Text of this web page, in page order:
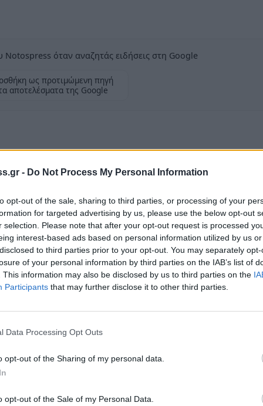
- Do Not Process My Personal Information
opt-out of the sale, sharing to third parties, or processing of your
for targeted advertising by us, please use the below opt-out
selection. Please note that after your opt-out request is processed
interest-based ads based on personal information utilized by us
to third parties prior to your opt-out. You may separately
of your personal information by third parties on the IAB’s list of
This information may also be disclosed by us to third parties on the
Participants that may further disclose it to other third parties.
Data Processing Opt Outs
opt-out of the Sharing of my personal data.
opt-out of the Sale of my Personal Data.
όταν αναζητάς ειδήσεις στη Google
ως προτιμώμενη πηγή
αποτελέσματα της Google
χωρίς σοβαρό τραυματισμό αυτή τη
που ανέβαινε την Παλαιολόγου
στη διασταύρωση από την κάθετη
της πόλης χτυπούν ηχηρά το
, για άμεση εφαρμογή της
κέντρου , κυκλοφοριακές ρυθμίσεις ,
κλπ) , την οποία έχει ( εδώ και χρόνια)
. Η παρέμβαση αυτή πρέπει να γίνει
πόλης ΚΑΙ για βελτίωση του αστικού
της ποιότητας ζωής των κατοίκων ΚΑΙ για
και της ασφάλειας των πολιτών